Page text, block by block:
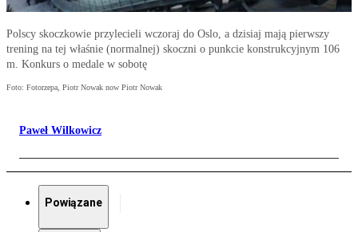
Polscy skoczkowie przylecieli wczoraj do Oslo, a dzisiaj mają pierwszy
trening na tej właśnie (normalnej) skoczni o punkcie konstrukcyjnym 106
m. Konkurs o medale w sobotę
Foto: Fotorzepa, Piotr Nowak now Piotr Nowak
Paweł Wilkowicz
Powiązane